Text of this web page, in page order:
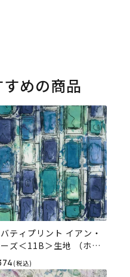
めの商品
ティプリント イアン・
ズ＜11B＞生地 （ホビ
ホビーレオリジナル）2
(税込)